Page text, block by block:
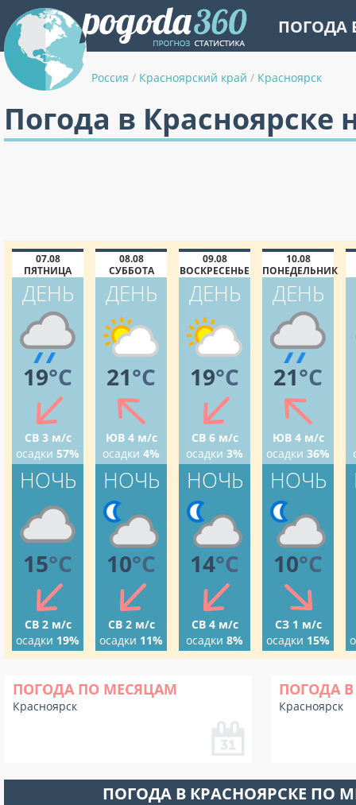
ПОГОДА
Россия / Красноярский край / Красноярск
Погода в Красноярске
07.08
ПЯТНИЦА
ДЕНЬ
19°C
СВ 3 м/с
осадки 57%
НОЧЬ
15°C
СВ 2 м/с
осадки 19%
08.08
СУББОТА
ДЕНЬ
21°C
ЮВ 4 м/с
осадки 4%
НОЧЬ
10°C
СВ 2 м/с
осадки 11%
09.08
ВОСКРЕСЕНЬЕ
ДЕНЬ
19°C
СВ 6 м/с
осадки 3%
НОЧЬ
14°C
СВ 4 м/с
осадки 8%
10.08
ПОНЕДЕЛЬНИК
ДЕНЬ
21°C
ЮВ 4 м/с
осадки 36%
НОЧЬ
10°C
СЗ 1 м/с
осадки 15%
ПОГОДА ПО МЕСЯЦАМ
Красноярск
ПОГОДА В
Красноярск
ПОГОДА В КРАСНОЯРСКЕ ПО